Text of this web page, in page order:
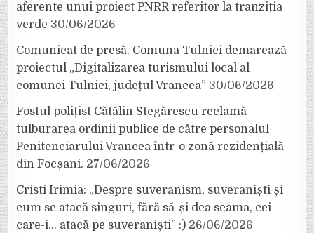
aferente unui proiect PNRR referitor la tranziția
verde 30/06/2026
Comunicat de presă. Comuna Tulnici demarează
proiectul „Digitalizarea turismului local al
comunei Tulnici, județul Vrancea” 30/06/2026
Fostul polițist Cătălin Stegărescu reclamă
tulburarea ordinii publice de către personalul
Penitenciarului Vrancea într-o zonă rezidențială
din Focșani. 27/06/2026
Cristi Irimia: „Despre suveranism, suveraniști și
cum se atacă singuri, fără să-și dea seama, cei
care-i… atacă pe suveraniști” :) 26/06/2026